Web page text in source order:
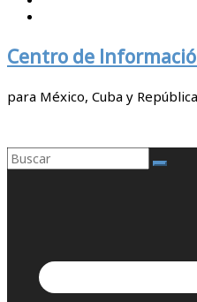
Centro de
para México, Cuba y